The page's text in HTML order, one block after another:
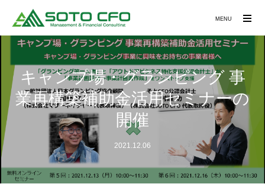
キャンプ場・グランピング 事
業再構築補助金活用セミナーの
開催
2021.12.06
MENU